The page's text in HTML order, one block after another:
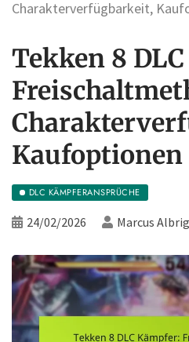
Charakterverfügbarkeit,
Tekken 8
Kaufoptionen
DLC KÄMPFERANSPRÜCHE
24/02/2026 Marcus